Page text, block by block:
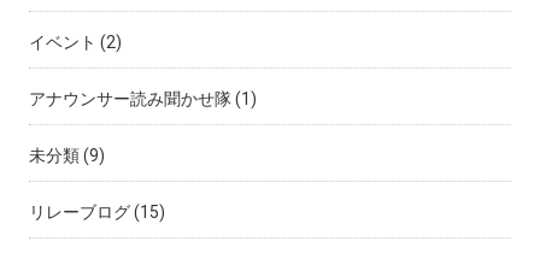
イベント (2)
アナウンサー読み聞かせ隊(1)
未分類(9)
リレーブログ(15)